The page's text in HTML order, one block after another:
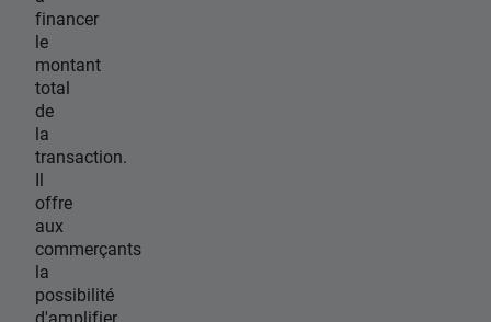
financer
le
montant
total
de
la
transaction.
Il
offre
aux
commerçants
la
possibilité
d'amplifier